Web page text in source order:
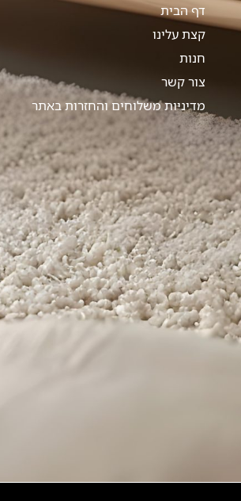
דף הבית
קצת עלינו
חנות
צור קשר
מדיניות משלוחים והחזרות באתר